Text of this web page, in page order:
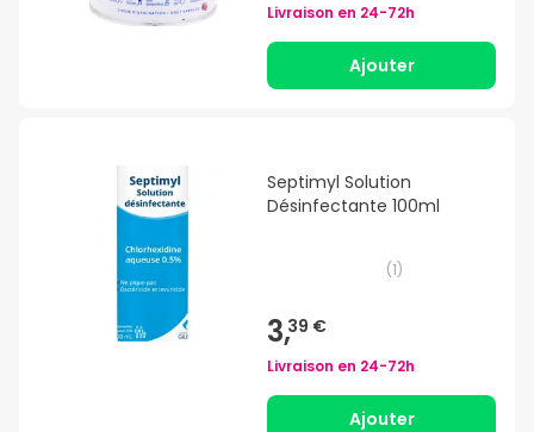
Livraison en 24-72h
Ajouter
Septimyl Solution
Désinfectante 100ml
(1)
3,39 €
Livraison en 24-72h
Ajouter